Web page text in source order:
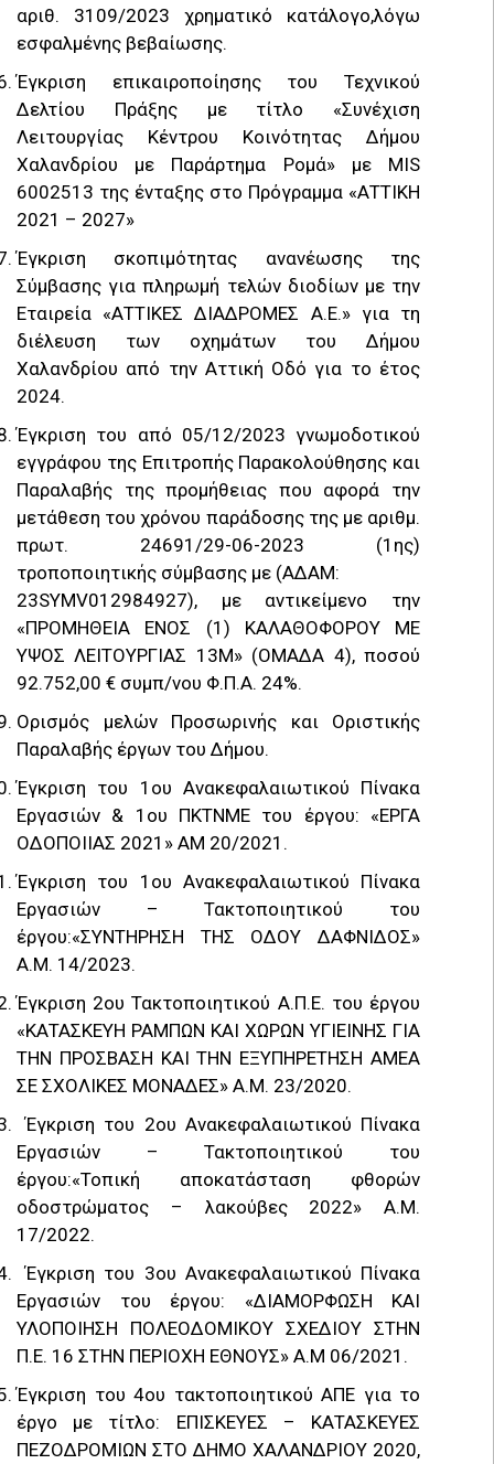
αριθ. 3109/2023 χρηματικό κατάλογο,λόγω
εσφαλμένης βεβαίωσης.
Έγκριση επικαιροποίησης του Τεχνικού
Δελτίου Πράξης με τίτλο «Συνέχιση
Λειτουργίας Κέντρου Κοινότητας Δήμου
Χαλανδρίου με Παράρτημα Ρομά» με MIS
6002513 της ένταξης στο Πρόγραμμα «ΑΤΤΙΚΗ
2021 – 2027»
Έγκριση σκοπιμότητας ανανέωσης της
Σύμβασης για πληρωμή τελών διοδίων με την
Εταιρεία «ΑΤΤΙΚΕΣ ΔΙΑΔΡΟΜΕΣ Α.Ε.» για τη
διέλευση των οχημάτων του Δήμου
Χαλανδρίου από την Αττική Οδό για το έτος
2024.
Έγκριση του από 05/12/2023 γνωμοδοτικού
εγγράφου της Επιτροπής Παρακολούθησης και
Παραλαβής της προμήθειας που αφορά την
μετάθεση του χρόνου παράδοσης της με αριθμ.
πρωτ. 24691/29-06-2023 (1ης)
τροποποιητικής σύμβασης με (ΑΔΑΜ:
23SYMV012984927), με αντικείμενο την
«ΠΡΟΜHΘΕΙΑ ΕΝOΣ (1) ΚΑΛΑΘΟΦOΡΟΥ ΜΕ
YΨΟΣ ΛΕΙΤΟΥΡΓIΑΣ 13M» (ΟΜΑΔΑ 4), ποσού
92.752,00 € συμπ/νου Φ.Π.Α. 24%.
Ορισμός μελών Προσωρινής και Οριστικής
Παραλαβής έργων του Δήμου.
Έγκριση του 1ου Ανακεφαλαιωτικού Πίνακα
Εργασιών & 1ου ΠΚΤΝΜΕ του έργου: «ΕΡΓΑ
ΟΔΟΠΟΙΙΑΣ 2021» ΑΜ 20/2021.
Έγκριση του 1ου Ανακεφαλαιωτικού Πίνακα
Εργασιών – Τακτοποιητικού του
έργου:«ΣΥΝΤΗΡΗΣΗ ΤΗΣ ΟΔΟΥ ΔΑΦΝΙΔΟΣ»
Α.Μ. 14/2023.
Έγκριση 2ου Τακτοποιητικού Α.Π.Ε. του έργου
«ΚΑΤΑΣΚΕΥΗ ΡΑΜΠΩΝ ΚΑΙ ΧΩΡΩΝ ΥΓΙΕΙΝΗΣ ΓΙΑ
ΤΗΝ ΠΡΟΣΒΑΣΗ ΚΑΙ ΤΗΝ ΕΞΥΠΗΡΕΤΗΣΗ ΑΜΕΑ
ΣΕ ΣΧΟΛΙΚΕΣ ΜΟΝΑΔΕΣ» Α.Μ. 23/2020.
Έγκριση του 2ου Ανακεφαλαιωτικού Πίνακα
Εργασιών – Τακτοποιητικού του
έργου:«Τοπική αποκατάσταση φθορών
οδοστρώματος – λακούβες 2022» Α.Μ.
17/2022.
Έγκριση του 3ου Ανακεφαλαιωτικού Πίνακα
Εργασιών του έργου: «ΔΙΑΜΟΡΦΩΣΗ ΚΑΙ
ΥΛΟΠΟΙΗΣΗ ΠΟΛΕΟΔΟΜΙΚΟΥ ΣΧΕΔΙΟΥ ΣΤΗΝ
Π.Ε. 16 ΣΤΗΝ ΠΕΡΙΟΧΗ ΕΘΝΟΥΣ» Α.Μ 06/2021.
Έγκριση του 4ου τακτοποιητικού ΑΠΕ για το
έργο με τίτλο: ΕΠΙΣΚΕΥΕΣ – ΚΑΤΑΣΚΕΥΕΣ
ΠΕΖΟΔΡΟΜΙΩΝ ΣΤΟ ΔΗΜΟ ΧΑΛΑΝΔΡΙΟΥ 2020,